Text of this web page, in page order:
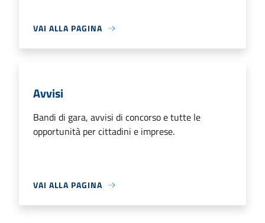
VAI ALLA PAGINA
Avvisi
Bandi di gara, avvisi di concorso e tutte le
opportunità per cittadini e imprese.
VAI ALLA PAGINA